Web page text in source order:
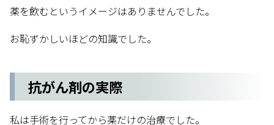
薬を飲むというイメージはありませんでした。
お恥ずかしいほどの知識でした。
抗がん剤の実際
私は手術を行ってから薬だけの治療でした。